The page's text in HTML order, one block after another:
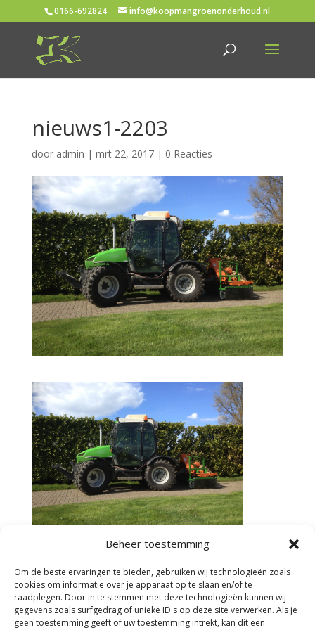
Beheer toestemming
Om de beste ervaringen te bieden, gebruiken wij technologieën zoals
cookies om informatie over je apparaat op te slaan en/of te
raadplegen. Door in te stemmen met deze technologieën kunnen wij
gegevens zoals surfgedrag of unieke ID's op deze site verwerken. Als je
geen toestemming geeft of uw toestemming intrekt, kan dit een
0166-692824 info@koopmangroenonderhoud.nl
nieuws1-2203
door admin | mrt 22, 2017| 0 Reacties
Facebook